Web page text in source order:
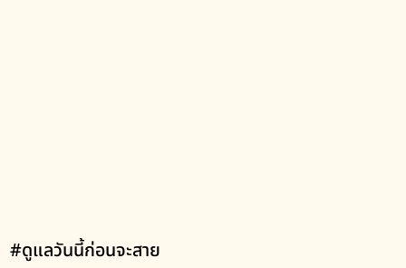
#ดูแลวันนี้ก่อนจะสาย